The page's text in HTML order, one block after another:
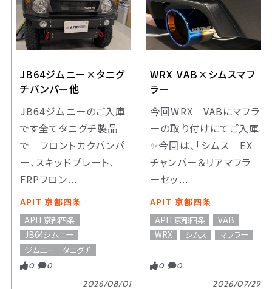
2026/08/01
JB64ジムニー×タニグ
チバンパー他
JB64ジムニーのご入庫
です全てタニグチ製品
で フロントカクバンパ
ー、スキッドプレート、
FRPフロン...
APIT 京都四条
APIT京都四条
JB64ジムニー
ジムニー タニグチ
0 0
2026/07/29
WRX VAB×シムスマフ
ラー
今回WRX VABにマフラ
ーの取り付けにてご入庫
✨今回は、「シムス EX
チャンバー＆リアマフラ
ーセッ...
APIT 京都四条
APIT京都四条
VAB
WRX
シムス マフラー
0 0